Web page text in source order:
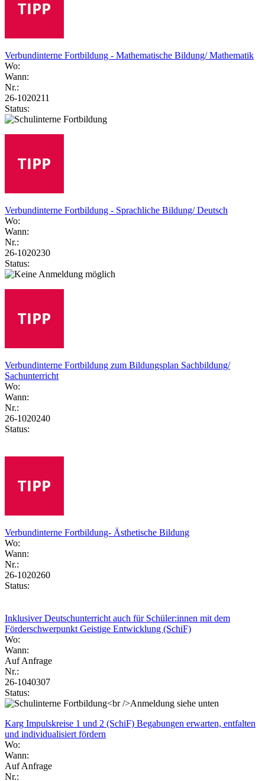
Verbundinterne Fortbildung - Mathematische Bildung/ Mathematik
Wo:
Wann:
Nr.:
26-1020211
Status:
Verbundinterne Fortbildung - Sprachliche Bildung/ Deutsch
Wo:
Wann:
Nr.:
26-1020230
Status:
Verbundinterne Fortbildung zum Bildungsplan Sachbildung/
Sachunterricht
Wo:
Wann:
Nr.:
26-1020240
Status:
Verbundinterne Fortbildung- Ästhetische Bildung
Wo:
Wann:
Nr.:
26-1020260
Status:
Inklusiver Deutschunterricht auch für Schüler:innen mit dem
Förderschwerpunkt Geistige Entwicklung (SchiF)
Wo:
Wann:
Auf Anfrage
Nr.:
26-1040307
Status:
Karg Impulskreise 1 und 2 (SchiF) Begabungen erwarten, entfalten
und individualisiert fördern
Wo:
Wann:
Auf Anfrage
Nr.: